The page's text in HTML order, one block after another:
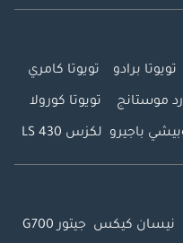
تويوتا برادو تويوتا كامري
موستانج تويوتا كورولا
باجيرو لكزس LS 430
نيسان كيكس جيتور G700